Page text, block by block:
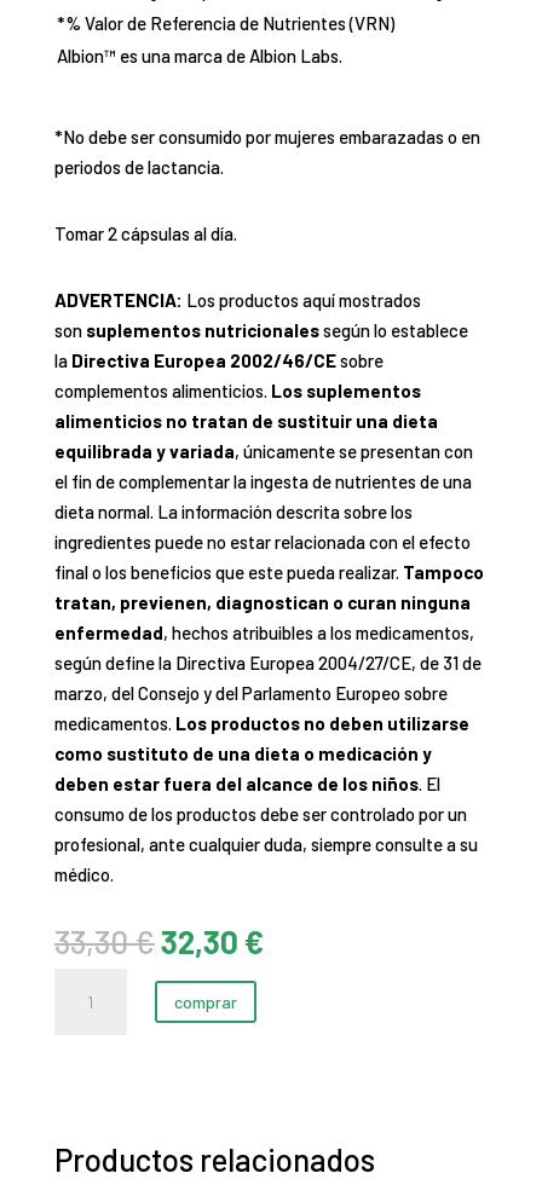
*% Valor de Referencia de Nutrientes (VRN)
Albion™ es una marca de Albion Labs.
*No debe ser consumido por mujeres embarazadas o en
periodos de lactancia.
Tomar 2 cápsulas al día.
ADVERTENCIA: Los productos aquí mostrados
son suplementos nutricionalessegún lo establece
la Directiva Europea 2002/46/CEsobre
complementos alimenticios. Los suplementos
alimenticios no tratan de sustituir una dieta
equilibrada y variada, únicamente se presentan con
el fin de complementar la ingesta de nutrientes de una
dieta normal. La información descrita sobre los
ingredientes puede no estar relacionada con el efecto
final o los beneficios que este pueda realizar. Tampoco
tratan, previenen, diagnostican o curan ninguna
enfermedad, hechos atribuibles a los medicamentos,
según define la Directiva Europea 2004/27/CE, de 31 de
marzo, del Consejo y del Parlamento Europeo sobre
medicamentos. Los productos no deben utilizarse
como sustituto de una dieta o medicación y
deben estar fuera del alcance de los niños. El
consumo de los productos debe ser controlado por un
profesional, ante cualquier duda, siempre consulte a su
médico.
33,30€El
precio
original
era:
32,30 €El
cantidad
comprar
Productos relacionados